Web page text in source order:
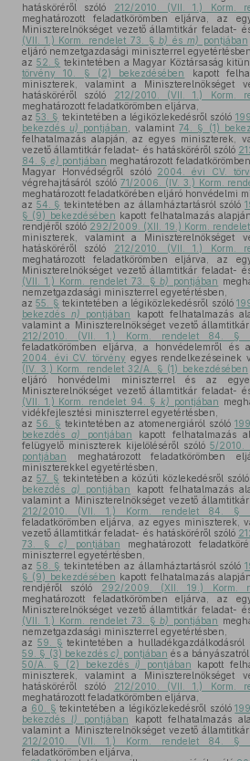
hatásköréről szóló
212/2010. (VII. 1.) Korm.
meghatározott feladatkörömben eljárva, az
Miniszterelnökséget vezető államtitkár feladat-
(VII. 1.) Korm. rendelet 73. §b) és m) pontjában
eljáró nemzetgazdasági miniszterrel egyetértésben,
az 52. § tekintetében a Magyar Köztársaság
törvény 10. § (2) bekezdésében
kapott
miniszterek, valamint a Miniszterelnökséget
hatásköréről szóló
212/2010. (VII. 1.) Korm.
meghatározott feladatkörömben eljárva,
az53. § tekintetében a légiközlekedésről szóló
bekezdésu) pontjában , valamint74. § (1)
felhatalmazás alapján, az egyes miniszterek,
vezető államtitkár feladat- és hatásköréről szóló
84. § e) pontjában meghatározott
Magyar Honvédségről szóló 2004. évi CV.
végrehajtásáról szóló 71/2006. (IV. 3.) Korm.
meghatározott feladatkörében eljáró honvédelmi
az 54. § tekintetében az államháztartásról szóló
§ (9) bekezdésében kapott felhatalmazás
rendjéről szóló 292/2009. (XII. 19.) Korm.
miniszterek, valamint a Miniszterelnökséget
hatásköréről szóló
212/2010. (VII. 1.) Korm.
meghatározott feladatkörömben eljárva, az
Miniszterelnökséget vezető államtitkár feladat-
(VII. 1.) Korm. rendelet 73. §b) pontjában
nemzetgazdasági miniszterrel egyetértésben,
az55. § tekintetében a légiközlekedésről szóló
bekezdés n) pontjában
kapott felhatalmazás
valamint a Miniszterelnökséget vezető
212/2010. (VII. 1.) Korm. rendelet 84. §
feladatkörömben eljárva, a honvédelemről és
2004. évi CV. törvény egyes rendelkezéseinek
(IV. 3.) Korm. rendelet 32/A. § (1) bekezdésében
eljáró honvédelmi miniszterrel és az
Miniszterelnökséget vezető államtitkár feladat-
(VII. 1.) Korm. rendelet 94. §k) pontjában
vidékfejlesztési miniszterrel egyetértésben,
az 56. § tekintetében az atomenergiáról szóló
bekezdésa) pontjában kapott felhatalmazás
felügyelő miniszterek kijelöléséről szóló5/2010.
pontjában meghatározott feladatkörömben
miniszterekkel egyetértésben,
az 57. § tekintetében a közúti közlekedésről szóló
bekezdés g) pontjában
kapott felhatalmazás
valamint a Miniszterelnökséget vezető
212/2010. (VII. 1.) Korm. rendelet 84. §
feladatkörömben eljárva, az egyes miniszterek,
vezető államtitkár feladat- és hatásköréről szóló
73. § c) pontjában meghatározott
miniszterrel egyetértésben,
az 58. § tekintetében az államháztartásról szóló
§ (9) bekezdésében kapott felhatalmazás
rendjéről szóló
292/2009. (XII. 19.) Korm.
meghatározott feladatkörömben eljárva, az
Miniszterelnökséget vezető államtitkár feladat-
(VII. 1.) Korm. rendelet 73. §b) pontjában
nemzetgazdasági miniszterrel egyetértésben,
az 59. § tekintetében a hulladékgazdálkodásról
59. § (3) bekezdésc) pontjában és a
50/A. § (2) bekezdés i) pontjában kapott
miniszterek, valamint a Miniszterelnökséget
hatásköréről szóló
212/2010. (VII. 1.) Korm.
meghatározott feladatkörömben eljárva,
a 60. § tekintetében a légiközlekedésről szóló
bekezdés l) pontjában kapott felhatalmazás
valamint a Miniszterelnökséget vezető
212/2010. (VII. 1.) Korm. rendelet 84. §
feladatkörömben eljárva,